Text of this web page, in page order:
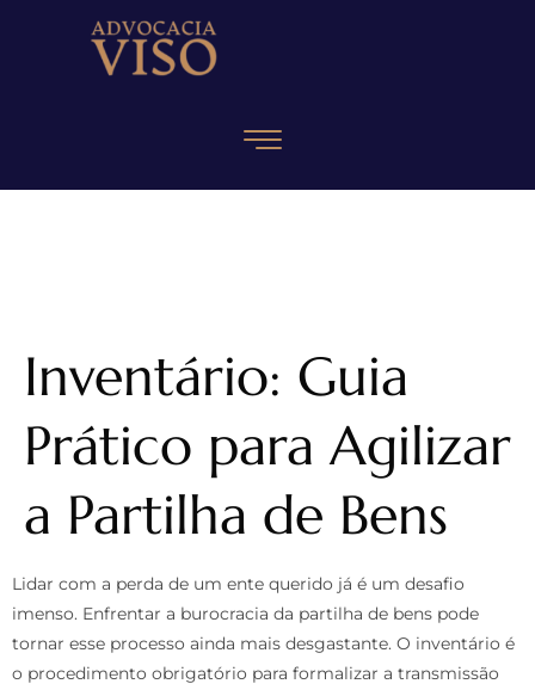
Inventário: Guia
Prático para Agilizar
a Partilha de Bens
Lidar com a perda de um ente querido já é um desafio
imenso. Enfrentar a burocracia da partilha de bens pode
tornar esse processo ainda mais desgastante. O inventário é
o procedimento obrigatório para formalizar a transmissão